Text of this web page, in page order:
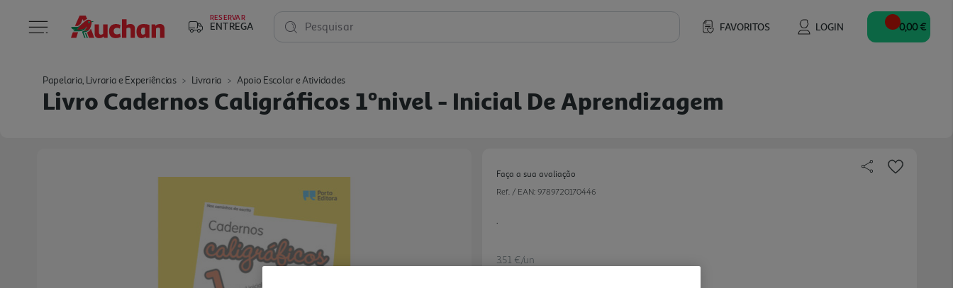
RESERVAR
ENTREGA FAVORITOS LOGIN
Pesquisar 0,00 €
Papelaria, Livraria e Experiências Livraria Apoio Escolar e Atividades
Livro Cadernos Caligráficos 1ºnivel - Inicial De Aprendizagem
Faça a sua avaliação
Ref. / EAN: 9789720170446
.
3.51 €/un